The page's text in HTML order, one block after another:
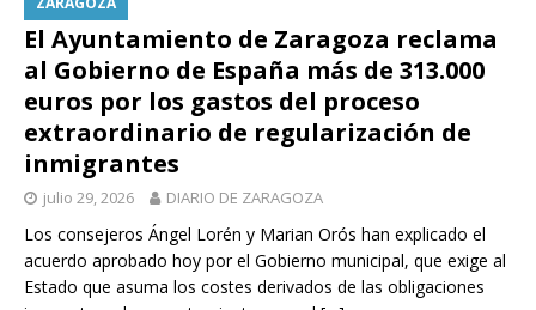
El Ayuntamiento de Zaragoza reclama
al Gobierno de España más de 313.000
euros por los gastos del proceso
extraordinario de regularización de
inmigrantes
julio 29, 2026 DIARIO DE ZARAGOZA
Los consejeros Ángel Lorén y Marian Orós han explicado el
acuerdo aprobado hoy por el Gobierno municipal, que exige al
Estado que asuma los costes derivados de las obligaciones